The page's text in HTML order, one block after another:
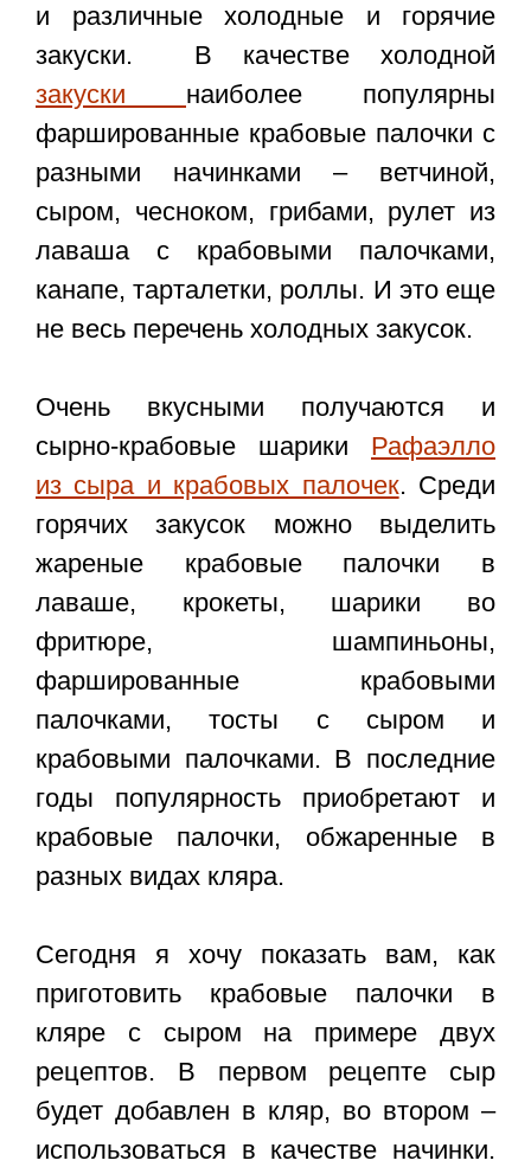
и различные холодные и горячие
закуски. В качестве холодной
закуски наиболее популярны
фаршированные крабовые палочки с
разными начинками – ветчиной,
сыром, чесноком, грибами, рулет из
лаваша с крабовыми палочками,
канапе, тарталетки, роллы. И это еще
не весь перечень холодных закусок.
Очень вкусными получаются и
сырно-крабовые шарики Рафаэлло
из сыра и крабовых палочек. Среди
горячих закусок можно выделить
жареные крабовые палочки в
лаваше, крокеты, шарики во
фритюре, шампиньоны,
фаршированные крабовыми
палочками, тосты с сыром и
крабовыми палочками. В последние
годы популярность приобретают и
крабовые палочки, обжаренные в
разных видах кляра.
Сегодня я хочу показать вам, как
приготовить крабовые палочки в
кляре с сыром на примере двух
рецептов. В первом рецепте сыр
будет добавлен в кляр, во втором –
использоваться в качестве начинки.